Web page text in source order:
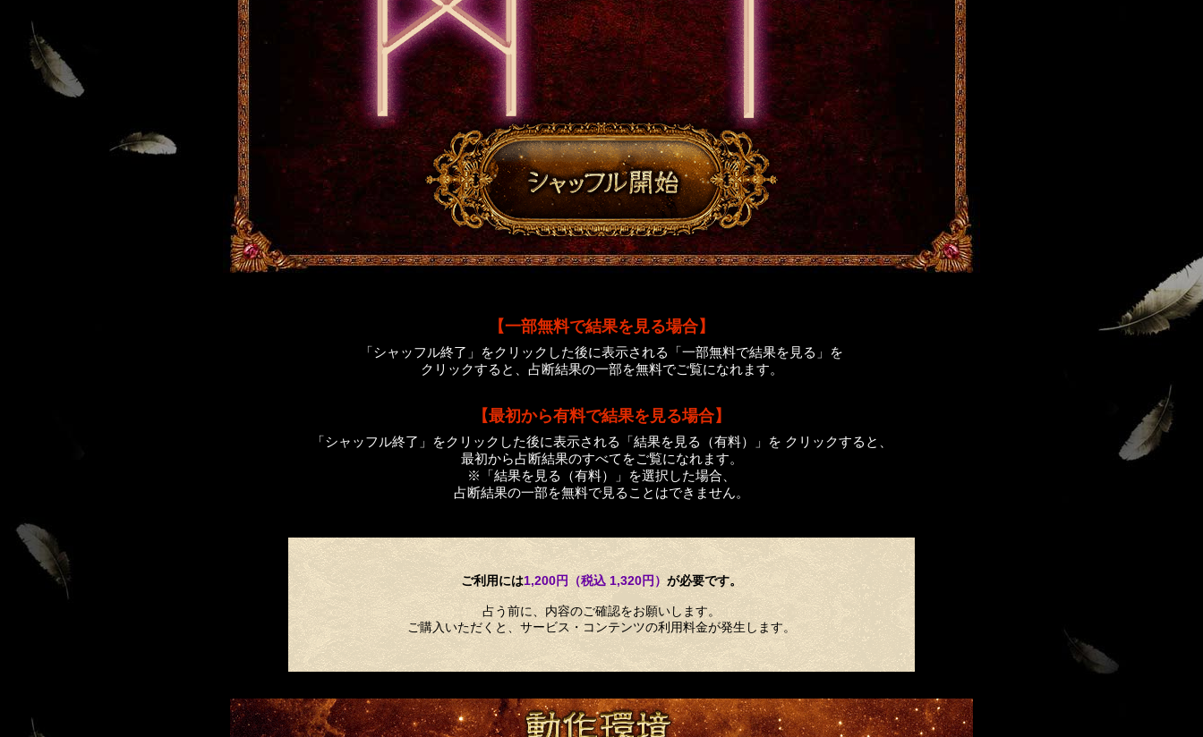
【一部無料で結果を見る場合】
「シャッフル終了」をクリックした後に表示される「一部無料で結果を見る」を
クリックすると、占断結果の一部を無料でご覧になれます。
【最初から有料で結果を見る場合】
「シャッフル終了」をクリックした後に表示される「結果を見る（有料）」を クリックすると、
最初から占断結果のすべてをご覧になれます。
※「結果を見る（有料）」を選択した場合、
占断結果の一部を無料で見ることはできません。
ご利用には1,200円（税込 1,320円） が必要です。
占う前に、内容のご確認をお願いします。
ご購入いただくと、サービス・コンテンツの利用料金が発生します。